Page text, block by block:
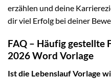
erzählen und deine
dir viel Erfolg bei deiner
FAQ – Häufig gestellte
2026 Word Vorlage
Ist die Lebenslauf Vorlage